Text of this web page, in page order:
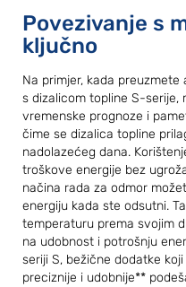
Povezivanje s
ključno
Na primjer, kada
s dizalicom topline S-
vremenske prognoze i
čime se dizalica topline
nadolazećeg dana.
troškove energije bez
načina rada za odmor
energiju kada ste odsutni.
temperaturu prema svojim
na udobnost i potrošnju
seriji S, bežične dodatke
preciznije i udobnije**